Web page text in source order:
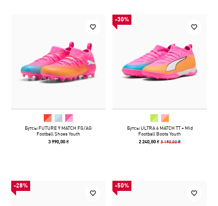
Бутсы FUTURE 9 MATCH FG/AG
Football Shoes Youth
3 990,00 ₴
-30%
Бутсы ULTRA 6 MATCH TT + Mid
Football Boots Youth
2 240,00 ₴3 190,00 ₴
-28% -50%